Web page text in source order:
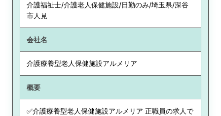
介護福祉士/介護老人保健施設/日勤のみ/埼玉県/深谷
市人見
会社名
介護療養型老人保健施設アルメリア
概要
✅介護療養型老人保健施設アルメリア 正職員の求人で